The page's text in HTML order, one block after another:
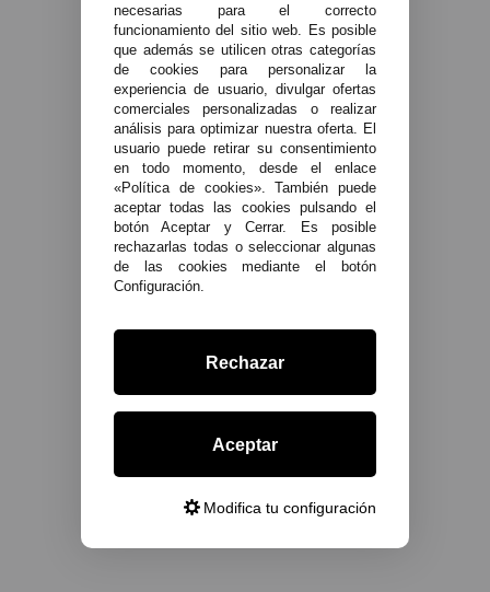
necesarias para el correcto
funcionamiento del sitio web. Es posible
que además se utilicen otras categorías
de cookies para personalizar la
experiencia de usuario, divulgar ofertas
comerciales personalizadas o realizar
análisis para optimizar nuestra oferta. El
usuario puede retirar su consentimiento
en todo momento, desde el enlace
«Política de cookies». También puede
aceptar todas las cookies pulsando el
botón Aceptar y Cerrar. Es posible
rechazarlas todas o seleccionar algunas
de las cookies mediante el botón
Configuración.
Rechazar
Aceptar
Modifica tu configuración